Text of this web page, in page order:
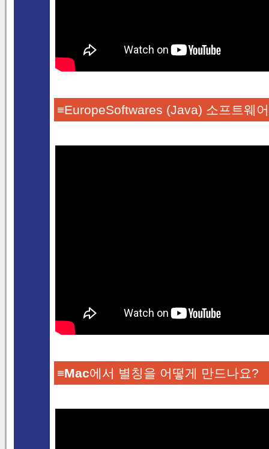
≡EuropeSoftwares (Java) 소프트웨
≡Mac에서 별칭을 어떻게 만드나요?